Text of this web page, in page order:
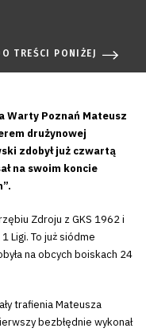
TREŚCI PONIŻEJ
Warty Poznań Mateusz
drużynowej
zdobył już czwartą
na swoim koncie
Zdroju z GKS 1962 i
Ligi. To już siódme
na obcych boiskach 24
trafienia Mateusza
bezbłędnie wykonał